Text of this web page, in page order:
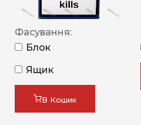
Фасування:
Блок
Ящик
В Кошик